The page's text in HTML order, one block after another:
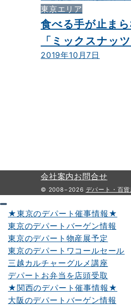
東京エリア
食べる手が止ま
「ミックスナッ
2019年10月7日
会社案内お問合せ
© 2008−2026 デパート・百
★東京のデパート催事情報★
東京のデパートバーゲン情報
東京のデパート物産展予定
東京のデパートワコールセール
三越カルチャーグルメ講座
デパートお弁当を店頭受取
★関西のデパート催事情報★
大阪のデパートバーゲン情報